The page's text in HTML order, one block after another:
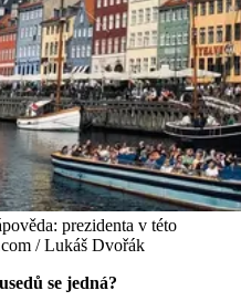
prezidenta v této
/ Lukáš Dvořák
se jedná?